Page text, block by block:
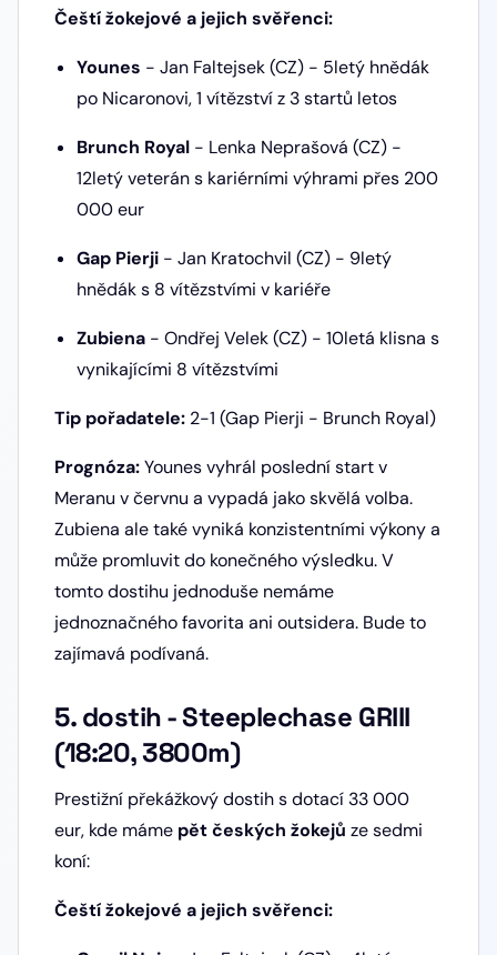
Čeští žokejové a jejich svěřenci:
Younes - Jan Faltejsek (CZ) - 5letý hnědák
po Nicaronovi, 1 vítězství z 3 startů letos
Brunch Royal - Lenka Neprašová (CZ) -
12letý veterán s kariérními výhrami přes 200
000 eur
Gap Pierji - Jan Kratochvil (CZ) - 9letý
hnědák s 8 vítězstvími v kariéře
Zubiena - Ondřej Velek (CZ) - 10letá klisna s
vynikajícími 8 vítězstvími
Tip pořadatele: 2-1 (Gap Pierji - Brunch Royal)
Prognóza:Younes vyhrál poslední start v
Meranu v červnu a vypadá jako skvělá volba.
Zubiena ale také vyniká konzistentními výkony a
může promluvit do konečného výsledku. V
tomto dostihu jednoduše nemáme
jednoznačného favorita ani outsidera. Bude to
zajímavá podívaná.
5. dostih - Steeplechase GRIII
(18:20, 3800m)
Prestižní překážkový dostih s dotací 33 000
eur, kde máme pět českých žokejů ze sedmi
koní:
Čeští žokejové a jejich svěřenci: